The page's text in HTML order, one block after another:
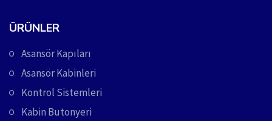
ÜRÜNLER
Asansör Kapıları
Asansör Kabinleri
Kontrol Sistemleri
Kabin Butonyeri